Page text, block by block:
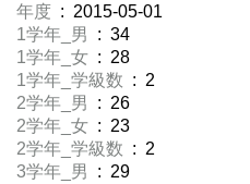
年度 : 2015-05-01
1学年_男
: 34
1学年_女 : 28
1学年_学級数 : 2
2学年_男
: 26
2学年_女 : 23
2学年_学級数 : 2
3学年_男
: 29